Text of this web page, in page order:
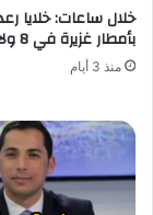
خلال ساعات: خلايا
بأمطار غزيرة في 8 ولايات
منذ 3 أيام